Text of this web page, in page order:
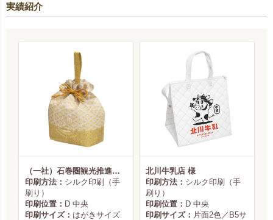
実績紹介
（一社）石巻圏観光推進機構様
印刷方法： シルク印刷（手
刷り）
印刷位置： D 中央
印刷サイズ： はがきサイズ
北川牛乳店 様
印刷方法： シルク印刷（手
刷り）
印刷位置： D 中央
印刷サイズ： 片面2色／B5サ